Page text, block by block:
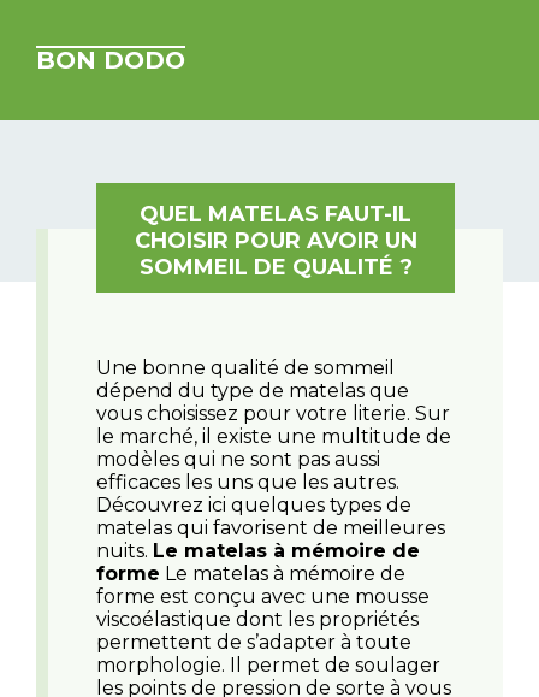
BON DODO
QUEL MATELAS FAUT-IL
CHOISIR POUR AVOIR UN
SOMMEIL DE QUALITÉ ?
Une bonne qualité de sommeil
dépend du type de matelas que
vous choisissez pour votre literie. Sur
le marché, il existe une multitude de
modèles qui ne sont pas aussi
efficaces les uns que les autres.
Découvrez ici quelques types de
matelas qui favorisent de meilleures
nuits. Le matelas à mémoire de
forme Le matelas à mémoire de
forme est conçu avec une mousse
viscoélastique dont les propriétés
permettent de s’adapter à toute
morphologie. Il permet de soulager
les points de pression de sorte à vous